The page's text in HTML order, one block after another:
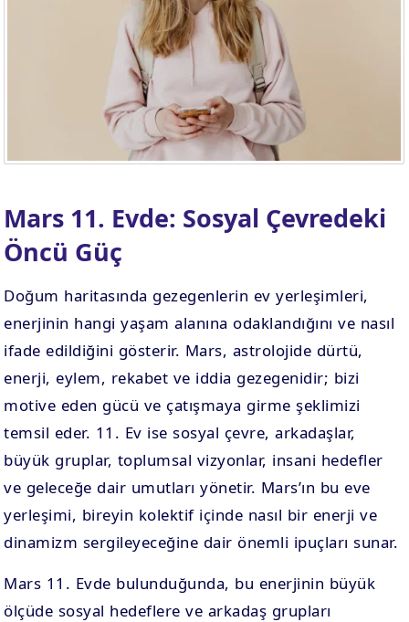
Mars 11. Evde: Sosyal Çevredeki
Öncü Güç
Doğum haritasında gezegenlerin ev yerleşimleri,
enerjinin hangi yaşam alanına odaklandığını ve nasıl
ifade edildiğini gösterir. Mars, astrolojide dürtü,
enerji, eylem, rekabet ve iddia gezegenidir; bizi
motive eden gücü ve çatışmaya girme şeklimizi
temsil eder. 11. Ev ise sosyal çevre, arkadaşlar,
büyük gruplar, toplumsal vizyonlar, insani hedefler
ve geleceğe dair umutları yönetir. Mars’ın bu eve
yerleşimi, bireyin kolektif içinde nasıl bir enerji ve
dinamizm sergileyeceğine dair önemli ipuçları sunar.
Mars 11. Evde bulunduğunda, bu enerjinin büyük
ölçüde sosyal hedeflere ve arkadaş grupları